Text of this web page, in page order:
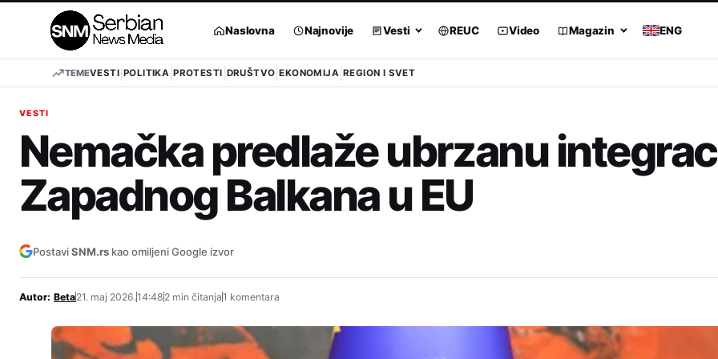
Naslovna Najnovije Vesti REUC Video Magazin ENG
TEMEVESTI POLITIKA PROTESTI DRUŠTVO EKONOMIJA REGION I SVET
VESTI
Nemačka predlaže ubrzanu
Zapadnog Balkana u EU
PostaviSNM.rs kao omiljeni Google izvor
Autor: Beta21. maj 2026.14:48 2 min čitanja1 komentara